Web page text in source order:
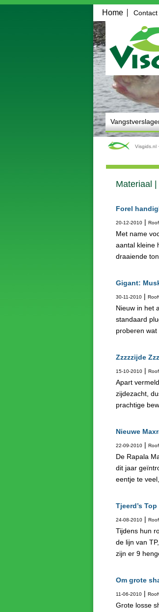
Home Contact
Visgids.nl
Materiaal
Forel
20-12-2010 |
Met name
aantal kleine
draaiende
Gigant:
30-11-2010 |
Nieuw in het
standaard
proberen wat
Zzzzzijde
15-10-2010 |
Apart
zijdezacht,
prachtige
Nieuwe
22-09-2010 |
De Rapala
dit jaar
eentje te
Tjeerd’s
24-08-2010 |
Tijdens hun
de lijn van
zijn er 9
Om grote
11-06-2010 |
Grote losse